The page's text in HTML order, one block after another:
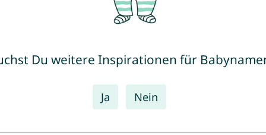
Du weitere Inspirationen für
Ja Nein